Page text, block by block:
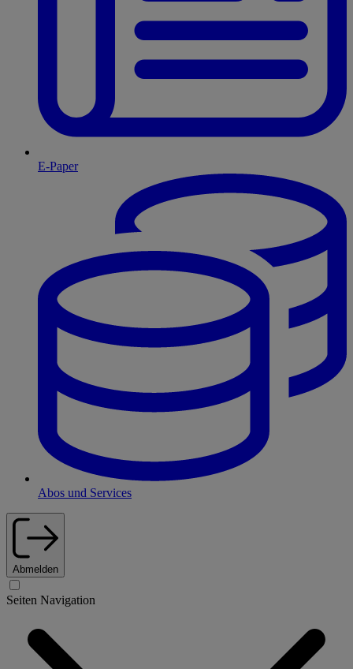
E-Paper
Abos und Services
Abmelden
Seiten Navigation